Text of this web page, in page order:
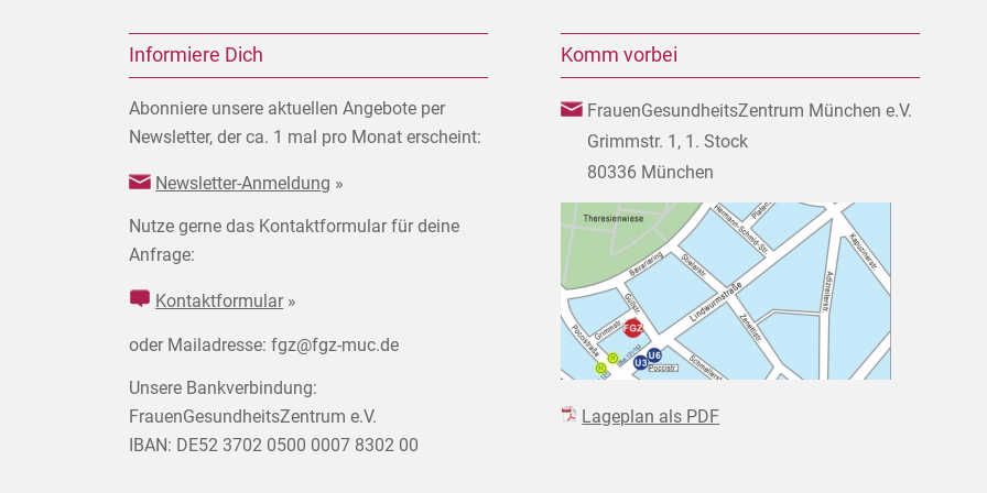
Informiere Dich
Abonniere unsere aktuellen Angebote per
Newsletter, der ca. 1 mal pro Monat erscheint:
Newsletter-Anmeldung »
Nutze gerne das Kontaktformular für deine
Anfrage:
Kontaktformular»
oder Mailadresse: fgz@fgz-muc.de
Unsere Bankverbindung:
FrauenGesundheitsZentrum e.V.
IBAN: DE52 3702 0500 0007 8302 00
Komm vorbei
FrauenGesundheitsZentrum München e.V.
Grimmstr. 1, 1. Stock
80336 München
Lageplan als PDF